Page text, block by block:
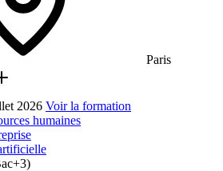
Paris
2026 Voir la formation
humaines